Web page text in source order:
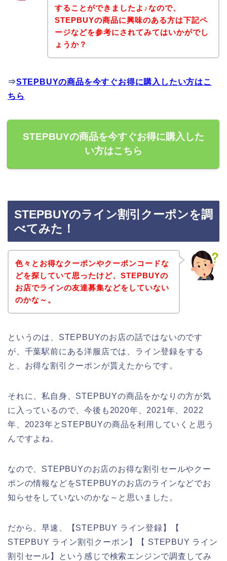
することができましたよ♪なので、
STEPBUYの商品に興味のある方は下記ペ
ージなどを参考にされてみてはいかがでし
ょうか？
⇒STEPBUYの商品を今すぐお得に購入したい方はこ
ちら
STEPBUYの商品を今すぐお得に購入した
い方はこちら
STEPBUYのライン割引クーポンを調
べてみた！
色々とお得なクーポンやクーポンコードな
どを探していて思ったけど、STEPBUYの
お店でラインの友達募集などをしていない
のかな～。
というのは、STEPBUYのお店の話ではないのです
が、千葉駅前にある洋服店では、ライン登録をする
と、お得な割引クーポンが貰えたからです。
それに、私自身、STEPBUYの商品をかなりの方が気
に入っているので、今後も2020年、2021年、2022
年、2023年とSTEPBUYの商品を利用していくと思う
んですよね。
なので、STEPBUYのお店のお得な割引セールやクー
ポンの情報などをSTEPBUYのお店のラインなどでお
知らせをしていないのかな～と思いました。
だから、早速、【STEPBUY ライン登録】【
STEPBUY ライン割引クーポン】【 STEPBUY ライン
割引セール】という感じで検索エンジンで調査してみ